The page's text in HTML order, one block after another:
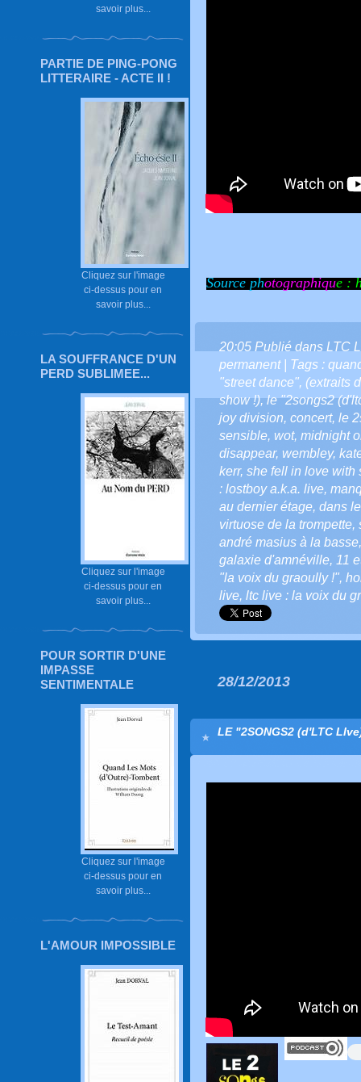
savoir plus...
PARTIE DE PING-PONG
LITTERAIRE - ACTE II !
Cliquez sur l'image
ci-dessus pour en
savoir plus...
LA SOUFFRANCE D'UN
PERD SUBLIMEE...
Cliquez sur l'image
ci-dessus pour en
savoir plus...
POUR SORTIR D'UNE
IMPASSE
SENTIMENTALE
Cliquez sur l'image
ci-dessus pour en
savoir plus...
L'AMOUR IMPOSSIBLE
Source photographique :
20:05 Publié dans LTC
permanent| Tags :
"street dance", (extraits
show !),le "2songs2
joy division, concert, le
sensible, wot, midnight
disappear, wembley,
kerr, she fell in love with
: lostboy a.k.a. live,
au dernier étage, dans
virtuose de la trompette,
andré masius à la basse
galaxie d'amnéville, 11
"la voix du graoully !",
live, ltc live : la voix du
28/12/2013
LE "2SONGS2 (d'LTC